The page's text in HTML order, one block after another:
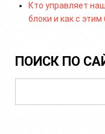
Кто управляет
блоки и как с этим
ПОИСК ПО